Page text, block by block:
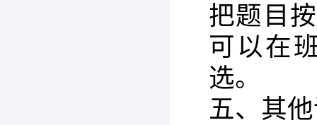
把题目
可以在
选。
五、其